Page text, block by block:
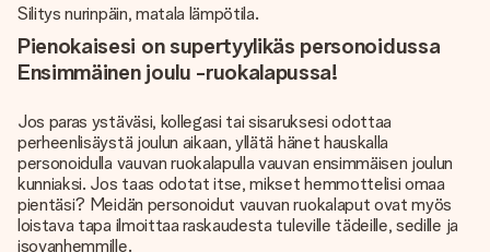
Silitys nurinpäin, matala lämpötila.
Pienokaisesi on supertyylikäs personoidussa
Ensimmäinen joulu -ruokalapussa!
Jos paras ystäväsi, kollegasi tai sisaruksesi odottaa
perheenlisäystä joulun aikaan, yllätä hänet hauskalla
personoidulla vauvan ruokalapulla vauvan ensimmäisen joulun
kunniaksi. Jos taas odotat itse, mikset hemmottelisi omaa
pientäsi? Meidän personoidut vauvan ruokalaput ovat myös
loistava tapa ilmoittaa raskaudesta tuleville tädeille, sedille ja
isovanhemmille.